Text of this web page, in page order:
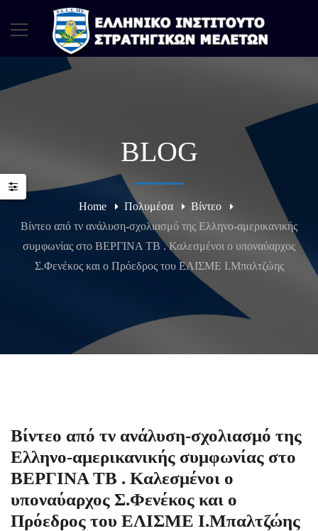
BLOG
Home Πολυμέσα
Βίντεο
Βίντεο από τν ανάλυση-σχολιασμό της Ελληνο-αμερικανικής
συμφωνίας στο ΒΕΡΓΙΝΑ ΤΒ . Καλεσμένοι ο υποναύαρχος
Σ.Φενέκος και ο Πρόεδρος του ΕΛΙΣΜΕ Ι.Μπαλτζώης
Βίντεο από τν ανάλυση-σχολιασμό της
Ελληνο-αμερικανικής συμφωνίας στο
ΒΕΡΓΙΝΑ ΤΒ . Καλεσμένοι ο
υποναύαρχος Σ.Φενέκος και ο
Πρόεδρος του ΕΛΙΣΜΕ Ι.Μπαλτζώης